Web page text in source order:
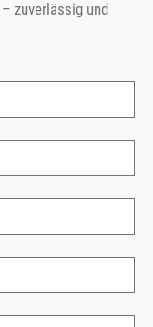
zuverlässig und